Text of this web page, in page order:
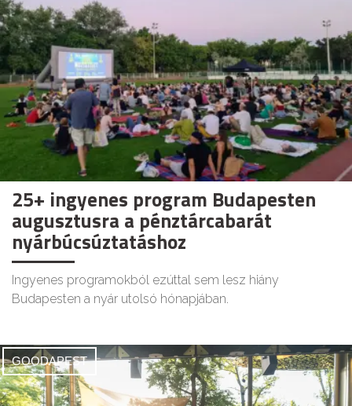
25+ ingyenes program Budapesten
augusztusra a pénztárcabarát
nyárbúcsúztatáshoz
Ingyenes programokból ezúttal sem lesz hiány
Budapesten a nyár utolsó hónapjában.
GOODAPEST